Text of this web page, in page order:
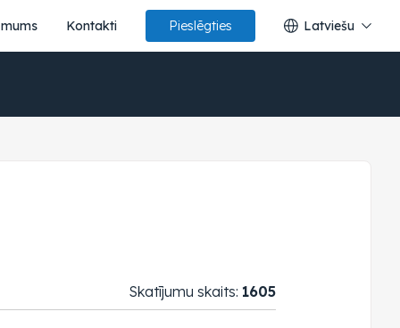
Kontakti Pieslēgties Latviešu
Skatījumu skaits: 1605